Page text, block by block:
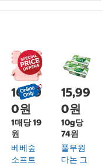
16,99
0원
1매당 19
원
베베숲
소프트
15,99
0원
10g당
74원
풀무원
다논 그